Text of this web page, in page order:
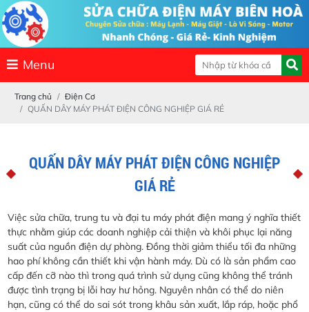
Menu
Trang chủ
Điện Cơ
QUẤN DÂY MÁY PHÁT ĐIỆN CÔNG NGHIỆP GIÁ RẺ
QUẤN DÂY MÁY PHÁT ĐIỆN CÔNG NGHIỆP
GIÁ RẺ
Việc sửa chữa, trung tu và đại tu máy phát điện mang ý nghĩa thiết
thực nhằm giúp các doanh nghiệp cải thiện và khôi phục lại năng
suất của nguồn điện dự phòng. Đồng thời giảm thiểu tối đa những
hao phí không cần thiết khi vận hành máy. Dù có là sản phẩm cao
cấp đến cỡ nào thì trong quá trình sử dụng cũng không thể tránh
được tình trạng bị lỗi hay hư hỏng. Nguyên nhân có thể do niên
hạn, cũng có thể do sai sót trong khâu sản xuất, lắp ráp, hoặc phổ